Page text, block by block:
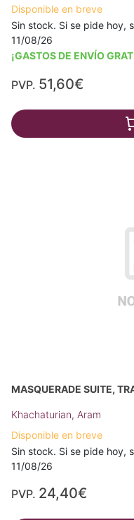
Disponible en breve
Sin stock. Si se pide hoy,
11/08/26
¡GASTOS DE ENVÍO
PVP. 51,60€
MASQUERADE SUITE,
Khachaturian, Aram
Disponible en breve
Sin stock. Si se pide hoy,
11/08/26
PVP. 24,40€